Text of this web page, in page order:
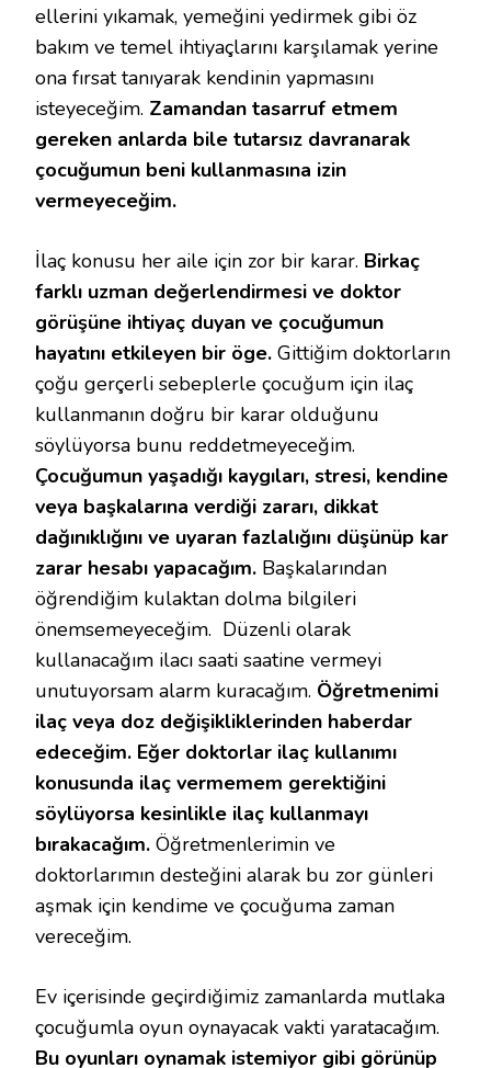
ellerini yıkamak, yemeğini yedirmek gibi öz
bakım ve temel ihtiyaçlarını karşılamak yerine
ona fırsat tanıyarak kendinin yapmasını
isteyeceğim. Zamandan tasarruf etmem
gereken anlarda bile tutarsız davranarak
çocuğumun beni kullanmasına izin
vermeyeceğim.
İlaç konusu her aile için zor bir karar. Birkaç
farklı uzman değerlendirmesi ve doktor
görüşüne ihtiyaç duyan ve çocuğumun
hayatını etkileyen bir öge. Gittiğim doktorların
çoğu gerçerli sebeplerle çocuğum için ilaç
kullanmanın doğru bir karar olduğunu
söylüyorsa bunu reddetmeyeceğim.
Çocuğumun yaşadığı kaygıları, stresi, kendine
veya başkalarına verdiği zararı, dikkat
dağınıklığını ve uyaran fazlalığını düşünüp kar
zarar hesabı yapacağım. Başkalarından
öğrendiğim kulaktan dolma bilgileri
önemsemeyeceğim. Düzenli olarak
kullanacağım ilacı saati saatine vermeyi
unutuyorsam alarm kuracağım. Öğretmenimi
ilaç veya doz değişikliklerinden haberdar
edeceğim. Eğer doktorlar ilaç kullanımı
konusunda ilaç vermemem gerektiğini
söylüyorsa kesinlikle ilaç kullanmayı
bırakacağım. Öğretmenlerimin ve
doktorlarımın desteğini alarak bu zor günleri
aşmak için kendime ve çocuğuma zaman
vereceğim.
Ev içerisinde geçirdiğimiz zamanlarda mutlaka
çocuğumla oyun oynayacak vakti yaratacağım.
Bu oyunları oynamak istemiyor gibi görünüp